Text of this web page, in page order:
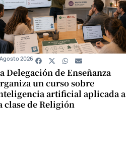
Delegación de Enseñanza
un curso sobre
artificial aplicada a
clase de Religión
2026